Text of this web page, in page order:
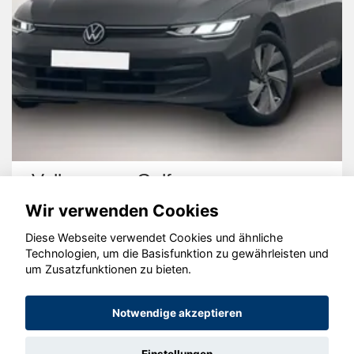
Volkswagen Golf
© konjunkturmotor.de GmbH 2020 - 2026
Wir verwenden Cookies
Diese Webseite verwendet Cookies und ähnliche
Technologien, um die Basisfunktion zu gewährleisten und
um Zusatzfunktionen zu bieten.
Notwendige akzeptieren